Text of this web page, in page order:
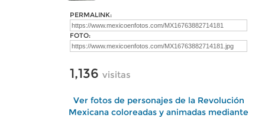
PERMALINK:
FOTO:
1,136 visitas
Ver fotos de personajes de la Revolución
Mexicana coloreadas y animadas mediante